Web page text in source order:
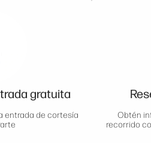
gratuita
entrada de cortesía
Obtén
recorrido